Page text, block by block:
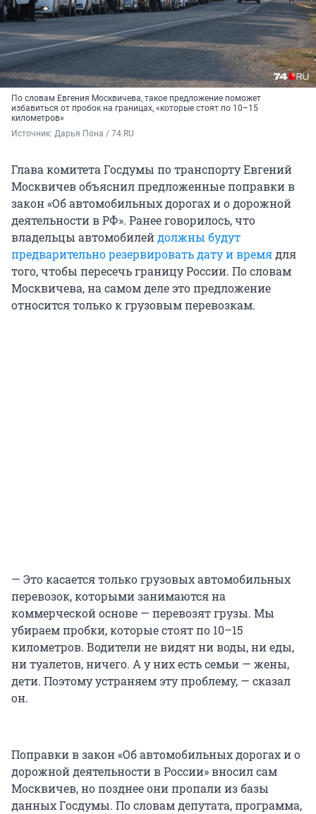
По словам Евгения Москвичева, такое предложение поможет
избавиться от пробок на границах, «которые стоят по 10–15
километров»
Источник: Дарья Пона / 74.RU
Глава комитета Госдумы по транспорту Евгений
Москвичев объяснил предложенные поправки в
закон «Об автомобильных дорогах и о дорожной
деятельности в РФ». Ранее говорилось, что
владельцы автомобилейдолжны будут
предварительно резервировать дату и времядля
того, чтобы пересечь границу России. По словам
Москвичева, на самом деле это предложение
относится только к грузовым перевозкам.
— Это касается только грузовых автомобильных
перевозок, которыми занимаются на
коммерческой основе — перевозят грузы. Мы
убираем пробки, которые стоят по 10–15
километров. Водители не видят ни воды, ни еды,
ни туалетов, ничего. А у них есть семьи — жены,
дети. Поэтому устраняем эту проблему, — сказал
он.
Поправки в закон «Об автомобильных дорогах и о
дорожной деятельности в России» вносил сам
Москвичев, но позднее они пропали из базы
данных Госдумы. По словам депутата, программа,